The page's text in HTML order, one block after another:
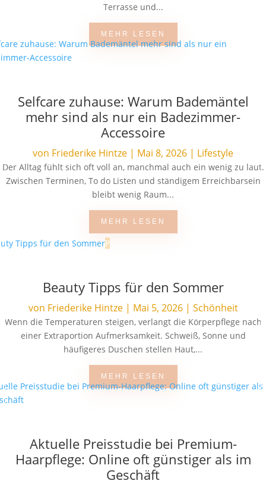
Terrasse und...
MEHR LESEN
Selfcare zuhause: Warum Bademäntel
mehr sind als nur ein Badezimmer-
Accessoire
von Friederike Hintze | Mai 8, 2026 | Lifestyle
Der Alltag fühlt sich oft voll an, manchmal auch ein wenig zu laut.
Zwischen Terminen, To do Listen und ständigem Erreichbarsein
bleibt wenig Raum...
MEHR LESEN
Beauty Tipps für den Sommer
von Friederike Hintze| Mai 5, 2026| Schönheit
Wenn die Temperaturen steigen, verlangt die Körperpflege nach
einer Extraportion Aufmerksamkeit. Schweiß, Sonne und
häufigeres Duschen stellen Haut,...
MEHR LESEN
Aktuelle Preisstudie bei Premium-
Haarpflege: Online oft günstiger als im
Geschäft